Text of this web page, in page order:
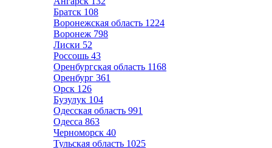
Братск 108
Воронежская область 1224
Воронеж 798
Лиски 52
Россошь 43
Оренбургская область 1168
Оренбург 361
Орск 126
Бузулук 104
Одесская область 991
Одесса 863
Черноморск 40
Тульская область 1025